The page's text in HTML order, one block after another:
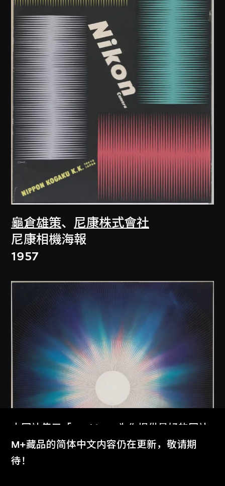
龜倉雄策、 尼康株式會社
尼康相機海報
1957
本网站使用「Cookies」为你提供最好的网站
体验。
了解更多
M+藏品的简体中文内容仍在更新，敬请期
待！